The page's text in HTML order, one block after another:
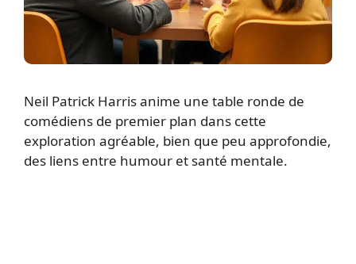
Neil Patrick Harris anime une table ronde de
comédiens de premier plan dans cette
exploration agréable, bien que peu approfondie,
des liens entre humour et santé mentale.